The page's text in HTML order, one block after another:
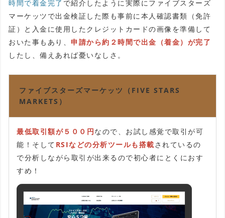
時間で着金完了 で紹介したように実際にファイブスターズ
マーケッツで出金検証した際も事前に本人確認書類（免許
証）と入金に使用したクレジットカードの画像を準備して
おいた事もあり、 申請から約２時間で出金（着金）が完了
したし、備えあれば憂いなしさ。
ファイブスターズマーケッツ（FIVE STARS
MARKETS）
最低取引額が５００円なので、お試し感覚で取引が可
能！そして RSIなどの分析ツールも搭載されているの
で分析しながら取引が出来るので初心者にとくにおす
すめ！